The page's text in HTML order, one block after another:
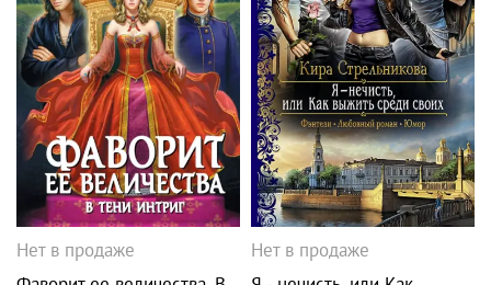
Нет в продаже
Нет в продаже